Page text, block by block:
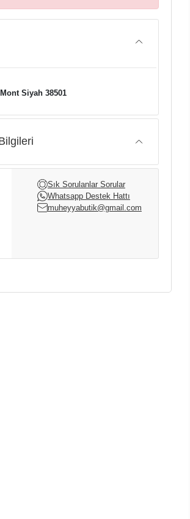
Siyah 38501
Sık Sorulanlar Sorular
Whatsapp Destek Hattı
muheyyabutik@gmail.com